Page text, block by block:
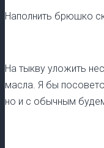
Наполнить брюшко
На тыкву уложить
масла. Я бы
но и с обычным